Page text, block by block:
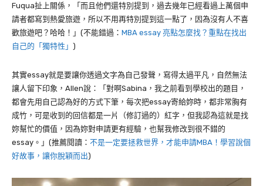
Fuqua扯上關係，「而且他們還特別提到，過去幾年已經看過上萬個申
請者都寫到熱愛旅遊，所以不用再特別提到這一點了，因為沒有人不喜
歡旅遊吧？哈哈！」(不能錯過： MBA essay 亮點怎麼找？重點在找出
自己的「獨特性」 )
其實essay就是要讓你透過文字為自己發聲，寫得太過平凡，自然無法
讓人留下印象， Allen說：「對啊Sabina ，我之前看到學校出的題目，
都會先用自己認為好的方式下筆，每次把essay寄給妳時，都非常胸有
成竹，可是收到的回信都是一片（修訂過的）紅字，但我認為這就是找
妳幫忙的價值，因為妳對申請更有經驗，也幫我修改到很不錯的
essay 。」(推薦閱讀： 不是一定要拯救世界，才能申請MBA！學習說個
好故事，讓你脫穎而出)